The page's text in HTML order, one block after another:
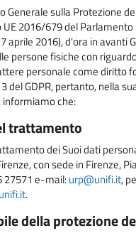
Generale sulla Protezione
2016/679 del Parlamento
aprile 2016), d'ora in avanti
persone fisiche con
personale come diritto
del GDPR, pertanto, nella
che:
trattamento
dei Suoi dati
con sede in Firenze,
27571 e-mail:urp@unifi.it,
.
della protezione